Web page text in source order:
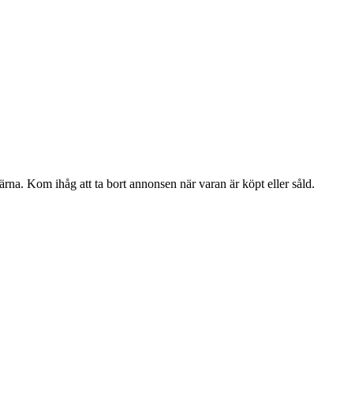
Kom ihåg att ta bort annonsen när varan är köpt eller såld.